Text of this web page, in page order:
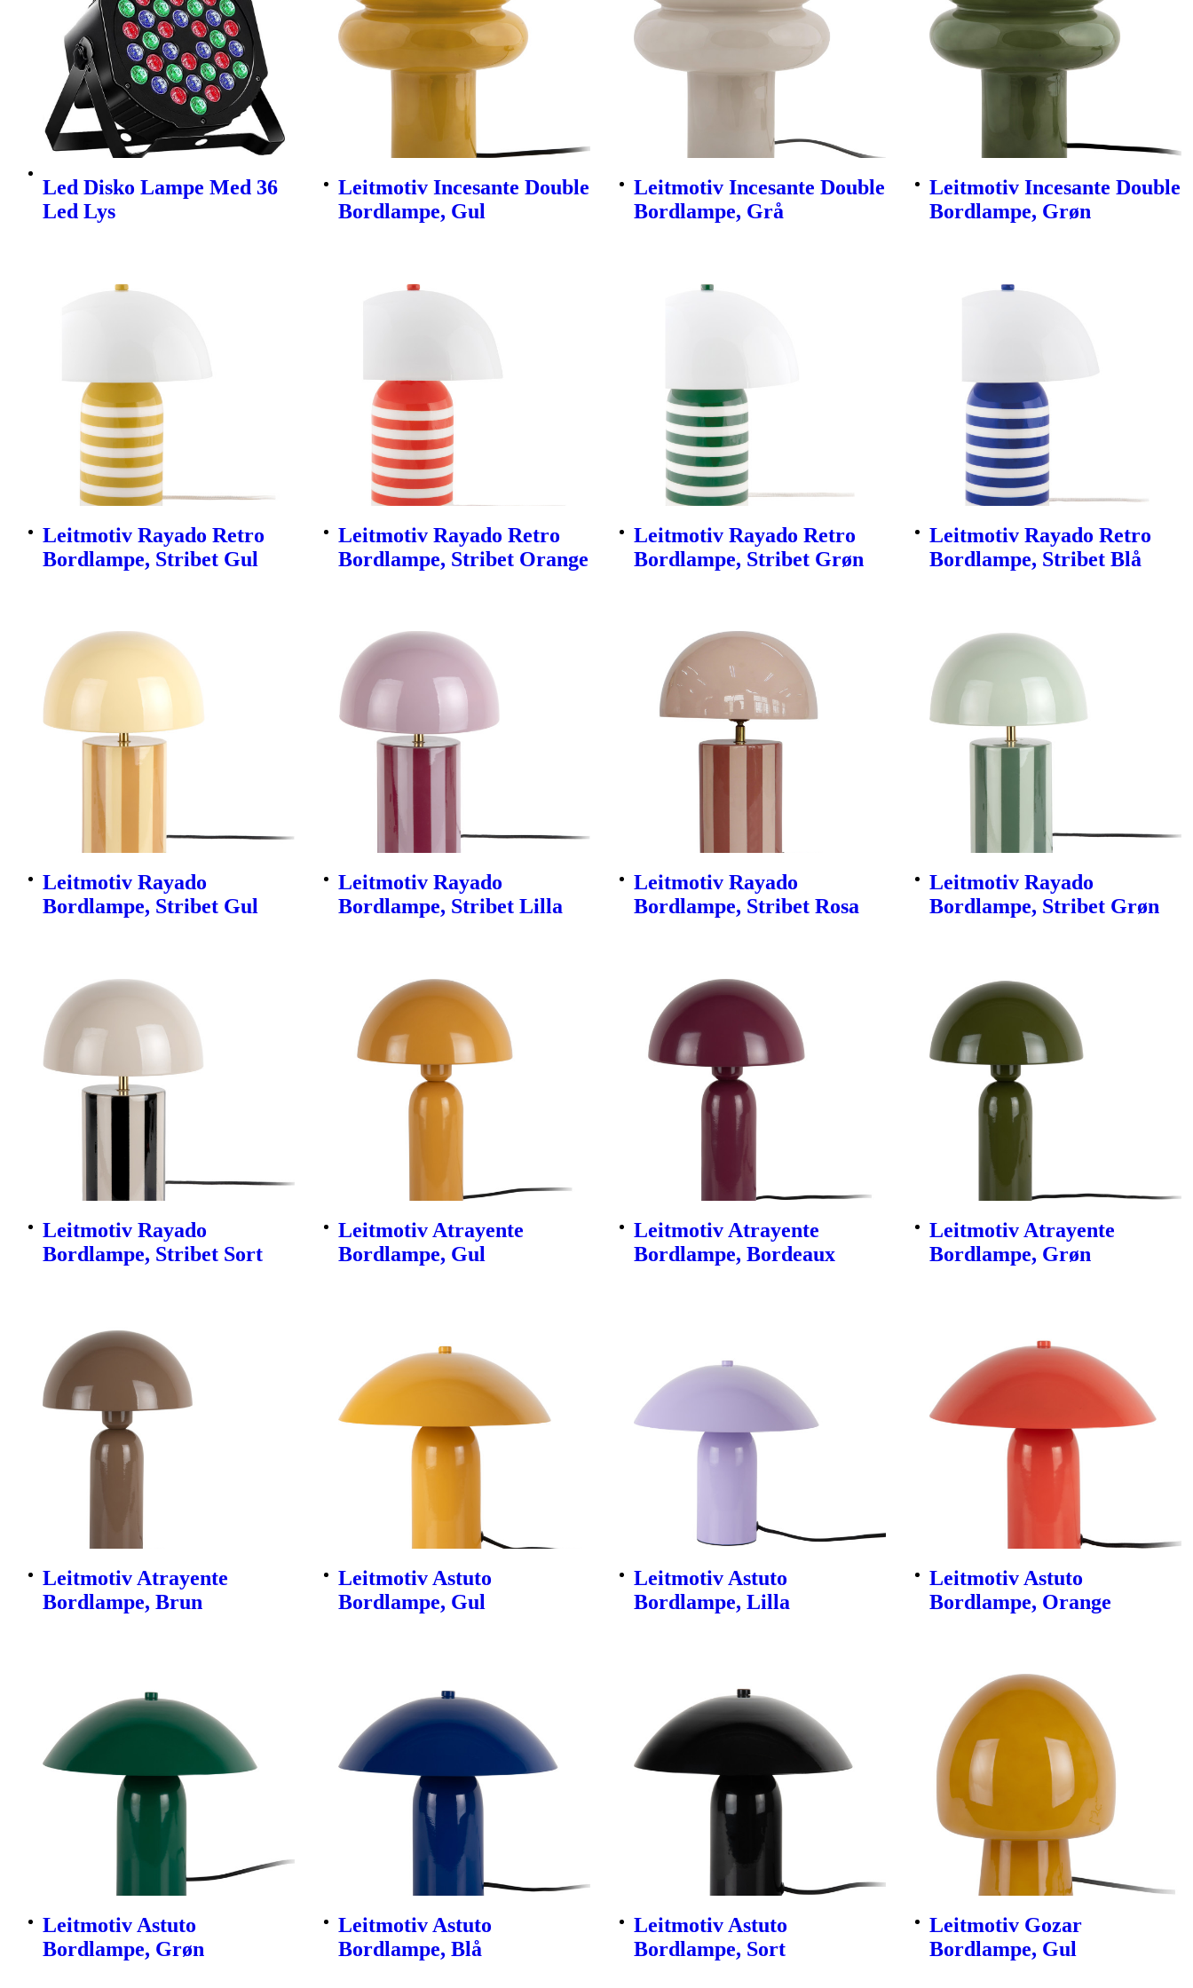
Led Disko Lampe Med 36
Led Lys
Leitmotiv Incesante Double
Bordlampe, Gul
Leitmotiv Incesante Double
Bordlampe, Grå
Leitmotiv Incesante Double
Bordlampe, Grøn
Leitmotiv Rayado Retro
Bordlampe, Stribet Gul
Leitmotiv Rayado Retro
Bordlampe, Stribet Orange
Leitmotiv Rayado Retro
Bordlampe, Stribet Grøn
Leitmotiv Rayado Retro
Bordlampe, Stribet Blå
Leitmotiv Rayado
Bordlampe, Stribet Gul
Leitmotiv Rayado
Bordlampe, Stribet Lilla
Leitmotiv Rayado
Bordlampe, Stribet Rosa
Leitmotiv Rayado
Bordlampe, Stribet Grøn
Leitmotiv Rayado
Bordlampe, Stribet Sort
Leitmotiv Atrayente
Bordlampe, Gul
Leitmotiv Atrayente
Bordlampe, Bordeaux
Leitmotiv Atrayente
Bordlampe, Grøn
Leitmotiv Atrayente
Bordlampe, Brun
Leitmotiv Astuto
Bordlampe, Gul
Leitmotiv Astuto
Bordlampe, Lilla
Leitmotiv Astuto
Bordlampe, Orange
Leitmotiv Astuto
Bordlampe, Grøn
Leitmotiv Astuto
Bordlampe, Blå
Leitmotiv Astuto
Bordlampe, Sort
Leitmotiv Gozar
Bordlampe, Gul